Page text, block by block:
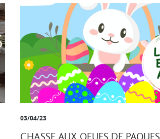
03/04/23